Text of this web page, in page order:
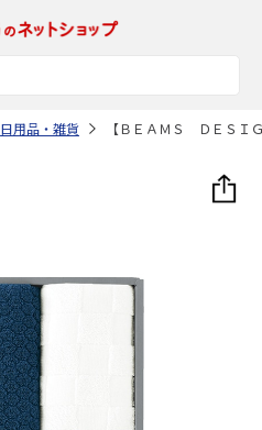
日用品・雑貨 【ＢＥＡＭＳ ＤＥＳ